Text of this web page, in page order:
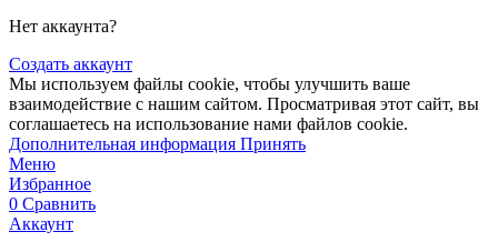
Нет аккаунта?
Создать аккаунт
Мы используем файлы cookie, чтобы улучшить ваше
взаимодействие с нашим сайтом. Просматривая этот сайт, вы
соглашаетесь на использование нами файлов cookie.
Дополнительная информация Принять
Меню
Избранное
0 Сравнить
Аккаунт